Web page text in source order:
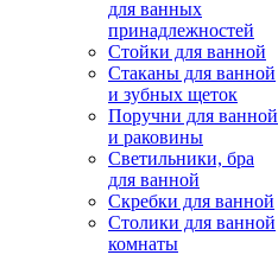
для ванных
принадлежностей
Стойки для ванной
Стаканы для ванной
и зубных щеток
Поручни для ванной
и раковины
Светильники, бра
для ванной
Скребки для ванной
Столики для ванной
комнаты